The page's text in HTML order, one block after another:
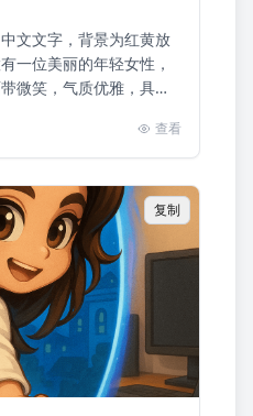
文文字，背景为红黄放
一位美丽的年轻女性，
微笑，气质优雅，具有
查看
复制